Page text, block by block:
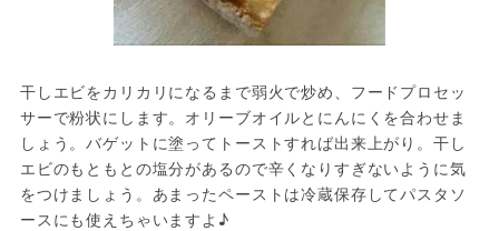
干しエビをカリカリになるまで弱火で炒め、フードプロセッ
サーで粉状にします。オリーブオイルとにんにくを合わせま
しょう。バゲットに塗ってトーストすれば出来上がり。干し
エビのもともとの塩分があるので辛くなりすぎないように気
をつけましょう。あまったペーストは冷蔵保存してパスタソ
ースにも使えちゃいますよ♪